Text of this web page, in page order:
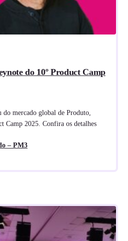
do 10º Product Camp
mercado global de Produto,
Camp 2025. Confira os detalhes
– PM3